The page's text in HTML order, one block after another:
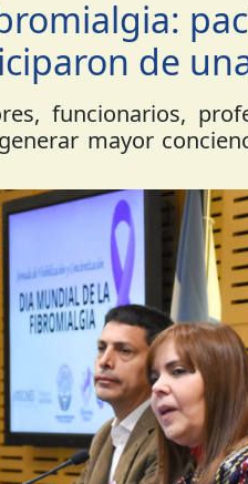
de
funcionarios,
mayor